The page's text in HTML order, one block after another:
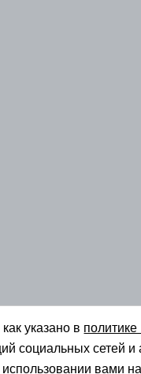
указано в
социальных сетей
вами